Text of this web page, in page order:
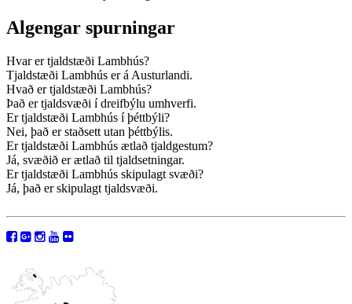
Algengar spurningar
Hvar er tjaldstæði Lambhús?
Tjaldstæði Lambhús er á Austurlandi.
Hvað er tjaldstæði Lambhús?
Það er tjaldsvæði í dreifbýlu umhverfi.
Er tjaldstæði Lambhús í þéttbýli?
Nei, það er staðsett utan þéttbýlis.
Er tjaldstæði Lambhús ætlað tjaldgestum?
Já, svæðið er ætlað til tjaldsetningar.
Er tjaldstæði Lambhús skipulagt svæði?
Já, það er skipulagt tjaldsvæði.